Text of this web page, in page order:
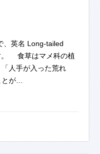
英名 Long-tailed
。 食草はマメ科の植
人手が入った荒れ
が…